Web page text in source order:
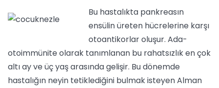
Bu hastalıkta pankreasın
ensülin üreten hücrelerine karşı
otoantikorlar oluşur. Ada-
otoimmünite olarak tanımlanan bu rahatsızlık en çok
altı ay ve üç yaş arasında gelişir. Bu dönemde
hastalığın neyin tetiklediğini bulmak isteyen Alman